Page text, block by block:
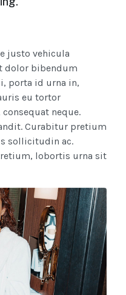
justo vehicula
dolor bibendum
porta id urna in,
eu tortor
neque.
Curabitur pretium
sollicitudin ac.
lobortis urna sit